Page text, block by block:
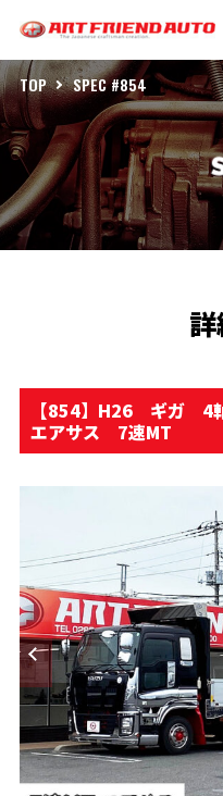
TOP SPEC #854
【854】H26 ギガ 4
エアサス 7速MT